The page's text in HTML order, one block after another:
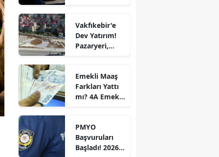
İşçiler
Arasında
Gerginlik
Vakfıkebir'e
Dev Yatırım!
Pazaryeri,
Kent Parkı
Projesi Hızla
Yükseliyor
Emekli Maaş
Farkları Yattı
mı? 4A Emekli
Yatacak? İşte
2026 Temmuz
Ödeme
PMYO
Başvuruları
Başladı! 2026